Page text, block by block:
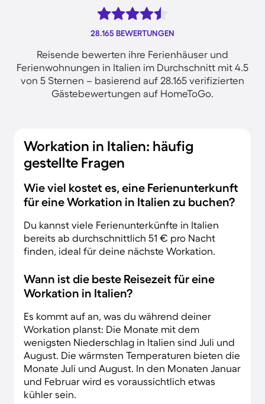
28.165 BEWERTUNGEN
Reisende bewerten ihre Ferienhäuser und
Ferienwohnungen in Italien im Durchschnitt mit 4.5
von 5 Sternen – basierend auf 28.165 verifizierten
Gästebewertungen auf HomeToGo.
Workation in Italien: häufig
gestellte Fragen
Wie viel kostet es, eine Ferienunterkunft
für eine Workation in Italien zu buchen?
Du kannst viele Ferienunterkünfte in Italien
bereits ab durchschnittlich 51 € pro Nacht
finden, ideal für deine nächste Workation.
Wann ist die beste Reisezeit für eine
Workation in Italien?
Es kommt auf an, was du während deiner
Workation planst: Die Monate mit dem
wenigsten Niederschlag in Italien sind Juli und
August. Die wärmsten Temperaturen bieten die
Monate Juli und August. In den Monaten Januar
und Februar wird es voraussichtlich etwas
kühler sein.